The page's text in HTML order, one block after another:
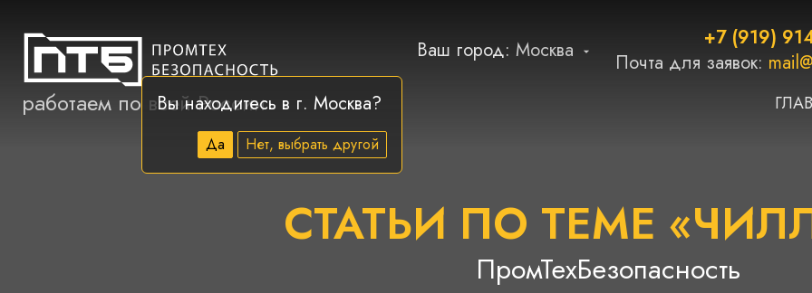
работаем по всей России
Ваш город: Москва
Вы находитесь в г. Москва?
Да Нет, выбрать другой
+7 (919)
Почта для заявок:
СТАТЬИ ПО ТЕМЕ
ПромТехБезопасность